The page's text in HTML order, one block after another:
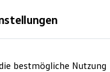
bestmögliche Nutzung